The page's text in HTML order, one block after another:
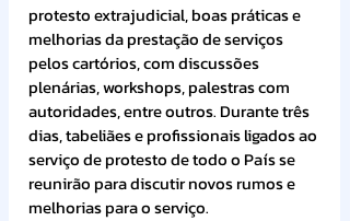
protesto extrajudicial, boas práticas e
melhorias da prestação de serviços
pelos cartórios, com discussões
plenárias, workshops, palestras com
autoridades, entre outros. Durante três
dias, tabeliães e profissionais ligados ao
serviço de protesto de todo o País se
reunirão para discutir novos rumos e
melhorias para o serviço.